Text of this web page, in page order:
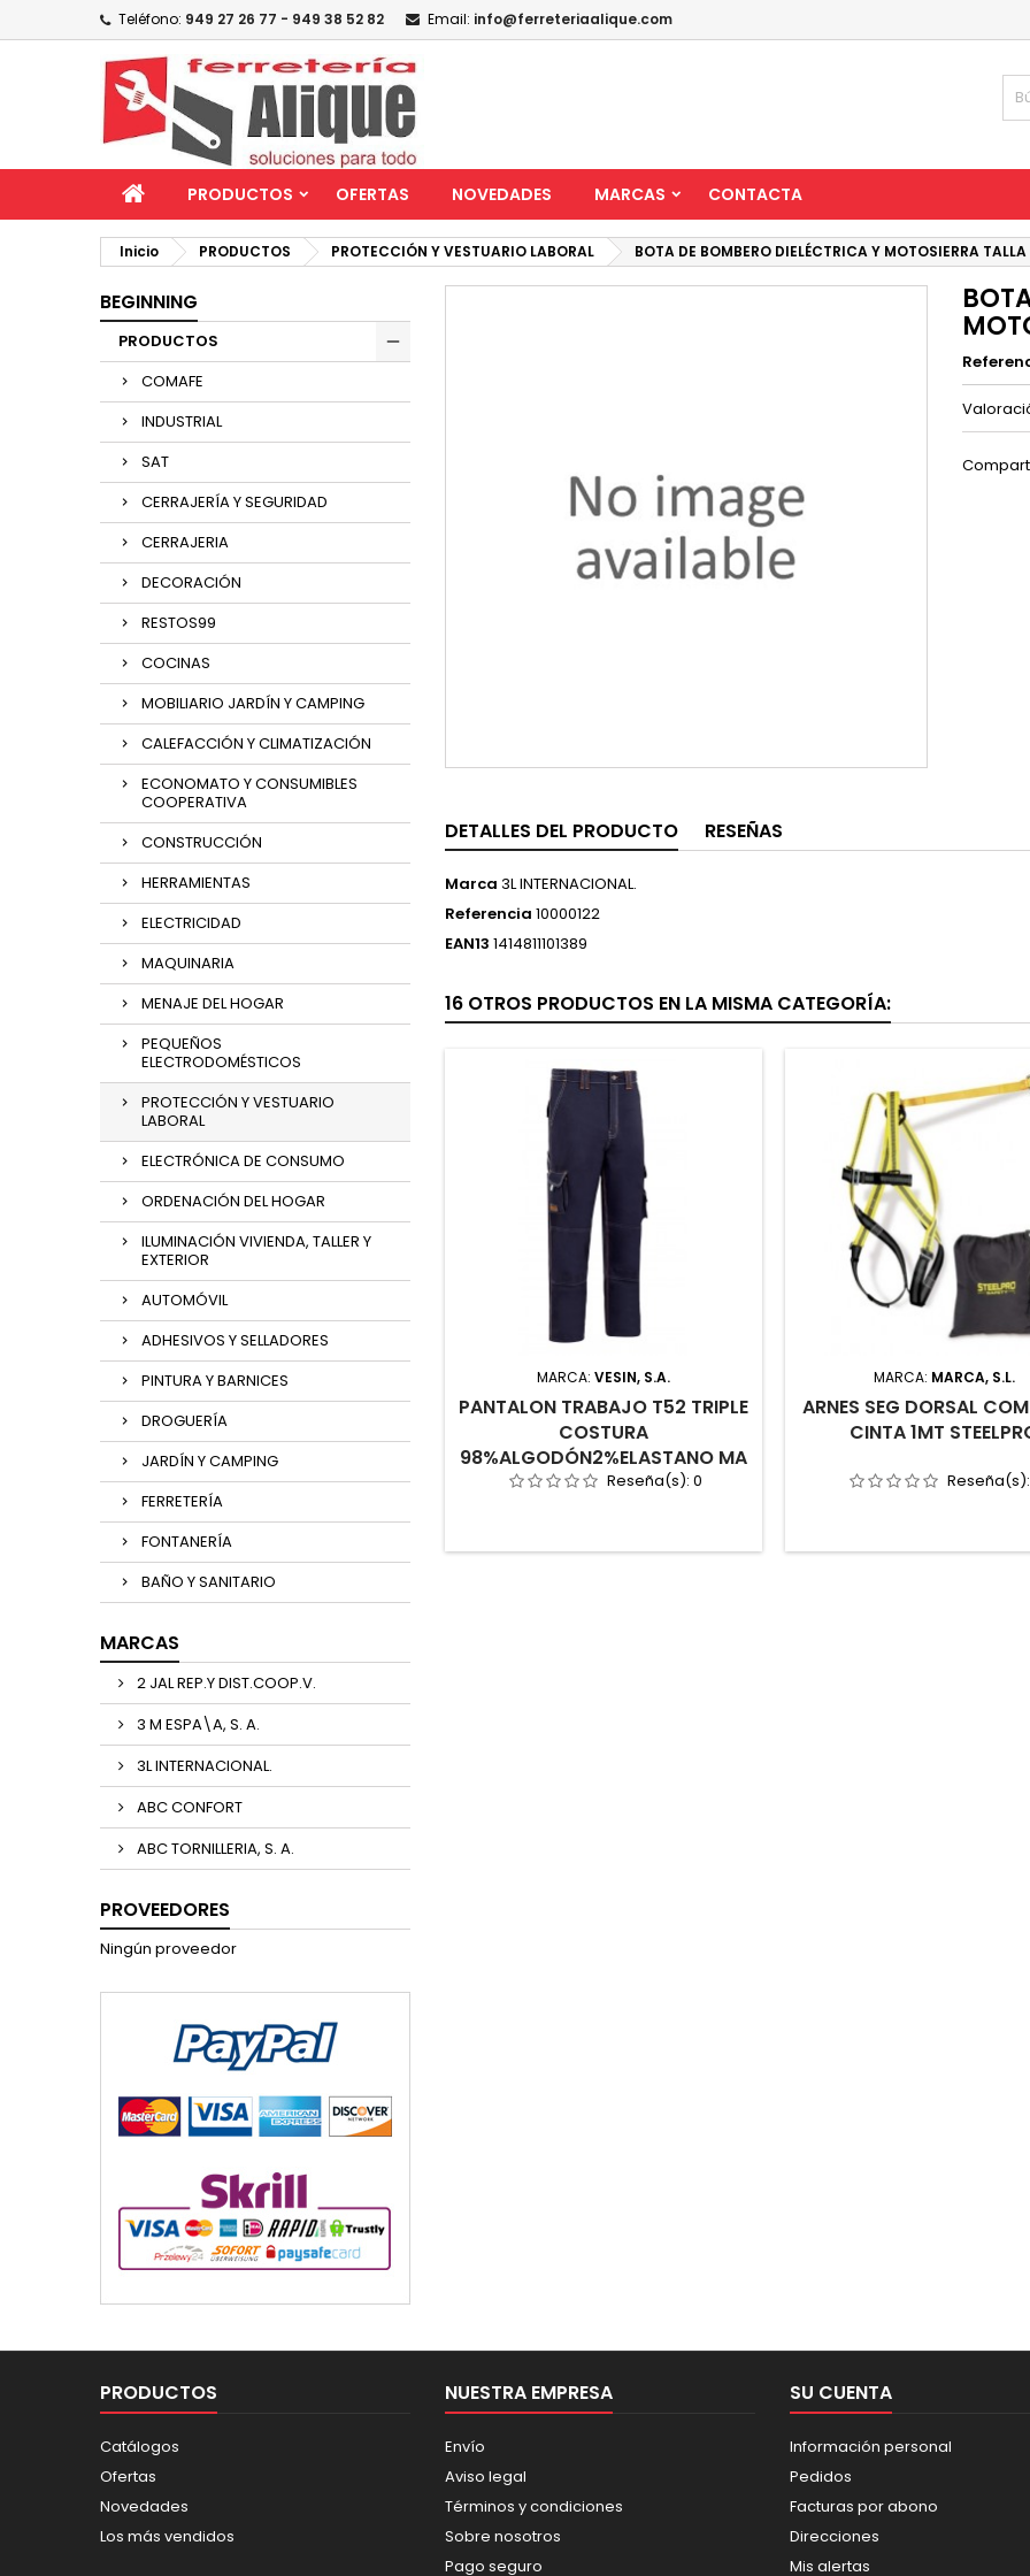
Teléfono: 949 27 26 77 - 949 38 52 82 Email: info@ferreteriaalique.com
PRODUCTOS OFERTAS NOVEDADES MARCAS CONTACTA
Inicio PRODUCTOS PROTECCIÓN Y VESTUARIO LABORAL BOTA DE BOMBERO DIELÉCTRICA Y MOTOSIERRA
BEGINNING
PRODUCTOS
COMAFE
INDUSTRIAL
SAT
CERRAJERÍA Y SEGURIDAD
CERRAJERIA
DECORACIÓN
RESTOS99
COCINAS
MOBILIARIO JARDÍN Y CAMPING
CALEFACCIÓN Y CLIMATIZACIÓN
ECONOMATO Y CONSUMIBLES
COOPERATIVA
CONSTRUCCIÓN
HERRAMIENTAS
ELECTRICIDAD
MAQUINARIA
MENAJE DEL HOGAR
PEQUEÑOS
ELECTRODOMÉSTICOS
PROTECCIÓN Y VESTUARIO
LABORAL
ELECTRÓNICA DE CONSUMO
ORDENACIÓN DEL HOGAR
ILUMINACIÓN VIVIENDA, TALLER Y
EXTERIOR
AUTOMÓVIL
ADHESIVOS Y SELLADORES
PINTURA Y BARNICES
DROGUERÍA
JARDÍN Y CAMPING
FERRETERÍA
FONTANERÍA
BAÑO Y SANITARIO
MARCAS
2 JAL REP.Y DIST.COOP.V.
3 M ESPA\A, S. A.
3L INTERNACIONAL.
ABC CONFORT
ABC TORNILLERIA, S. A.
PROVEEDORES
Ningún proveedor
DETALLES DEL PRODUCTO RESEÑAS
Marca 3L INTERNACIONAL.
Referencia 10000122
EAN13 1414811101389
16 OTROS PRODUCTOS EN LA MISMA CATEGORÍA:
MARCA: VESIN, S.A.
PANTALON TRABAJO T52 TRIPLE
COSTURA
98%ALGODÓN2%ELASTANO MA
Reseña(s): 0
MARCA: MARCA, S.L.
ARNES SEG DORSAL
CINTA 1MT
PRODUCTOS
Catálogos
Ofertas
Novedades
Los más vendidos
NUESTRA EMPRESA
Envío
Aviso legal
Términos y condiciones
Sobre nosotros
Pago seguro
SU CUENTA
Información personal
Pedidos
Facturas por abono
Direcciones
Mis alertas